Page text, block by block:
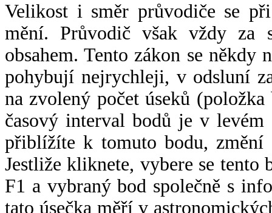
Velikost i směr průvodiče se
mění. Průvodič však vždy za
obsahem. Tento zákon se někdy
pohybují nejrychleji, v odsluní
na zvolený počet úseků
časový interval bodů je v
přiblížíte k tomuto bodu,
Jestliže kliknete, vybere se tento
F1 a vybraný bod společně s
tato úsečka měří v